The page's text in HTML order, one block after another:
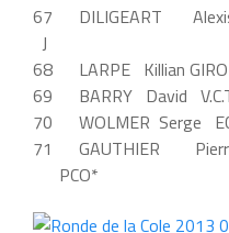
67 DILIGEART Alexis
J
68 LARPE Killian
69 BARRY David
70 WOLMER Serge EC
71 GAUTHIER
PCO*